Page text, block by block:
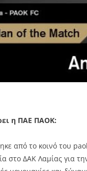
η ΠΑΕ ΠΑΟΚ:
από το κοινό του
στο ΔΑΚ Λαμίας για